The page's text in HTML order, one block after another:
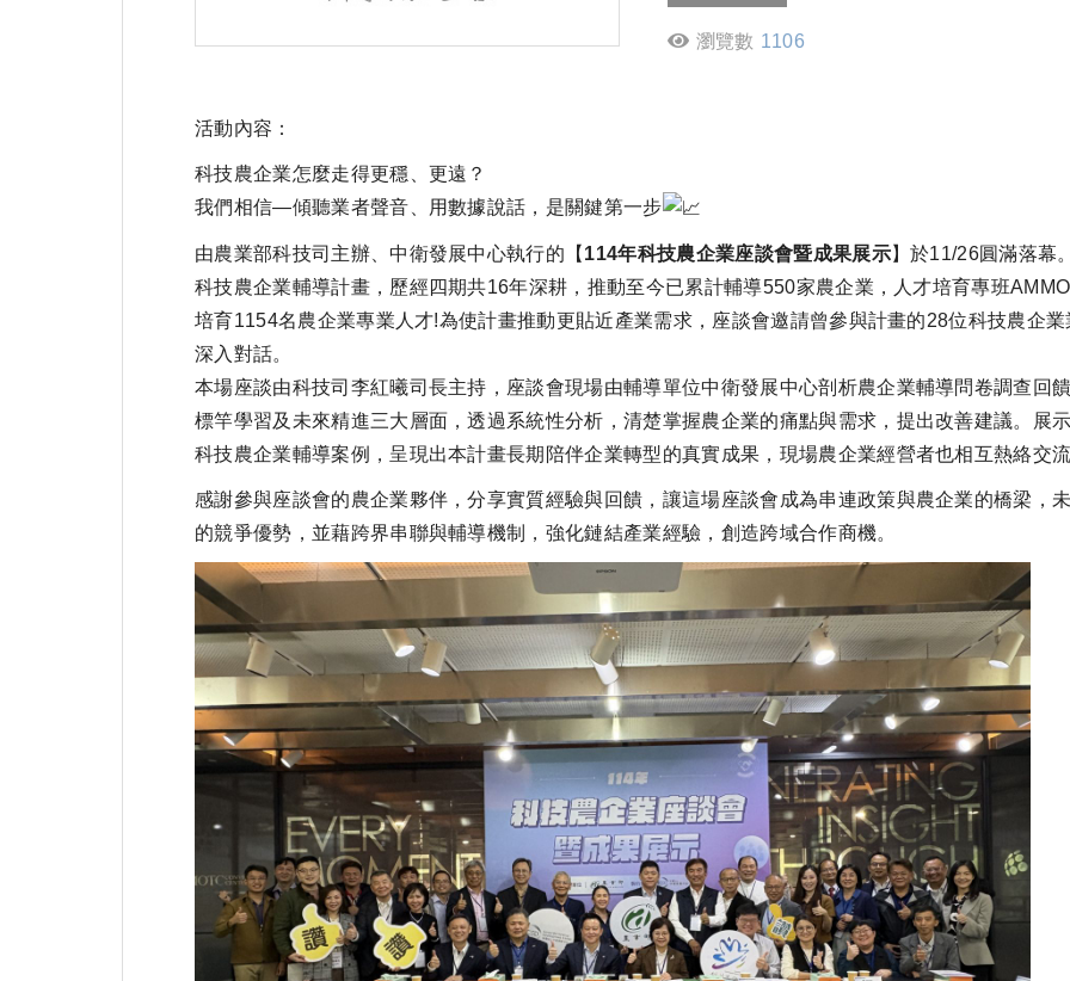
瀏覽數 1106
活動內容：
科技農企業怎麼走得更穩、更遠？
我們相信—傾聽業者聲音、用數據說話，是關鍵第一步
由農業部科技司主辦、中衛發展中心執行的【 114年科技農企業座談會暨成果展示】於11/26圓滿落幕
科技農企業輔導計畫，歷經四期共16年深耕，推動至今已累計輔導550家農企業，人才培育專班
培育1154名農企業專業人才!為使計畫推動更貼近產業需求，座談會邀請曾參與計畫的28位科技農企
深入對話。
本場座談由科技司李紅曦司長主持，座談會現場由輔導單位中衛發展中心剖析農企業輔導問卷調查回
標竿學習及未來精進三大層面，透過系統性分析，清楚掌握農企業的痛點與需求，提出改善建議。
展
科技農企業輔導案例，呈現出本計畫長期陪伴企業轉型的真實成果，現場農企業經營者也相互熱絡交
感謝參與座談會的農企業夥伴，分享實質經驗與回饋，讓這場座談會成為串連政策與農企業的橋梁，
的競爭優勢，並藉跨界串聯與輔導機制，強化鏈結產業經驗，創造跨域合作商機。